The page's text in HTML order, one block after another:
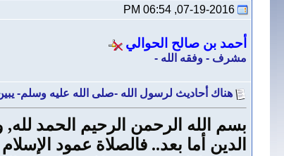
أحمد بن صالح الحوالي
مشرف - وفقه الله -
هناك أحاديث لرسول الله -صلى الله عليه وسلم-
بسم الله الرحمن الرحيم الحمد
الدين أما بعد.. فالصلاة عمود